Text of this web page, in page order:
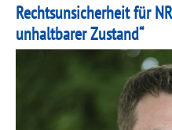
Rechtsunsicherheit für
unhaltbarer Zustand“